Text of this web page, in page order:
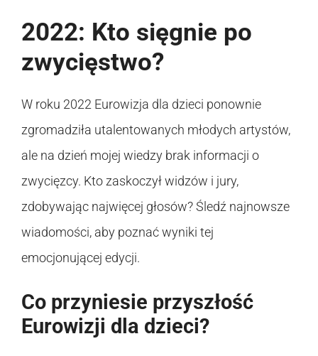
2022: Kto sięgnie po
zwycięstwo?
W roku 2022 Eurowizja dla dzieci ponownie
zgromadziła utalentowanych młodych artystów,
ale na dzień mojej wiedzy brak informacji o
zwycięzcy. Kto zaskoczył widzów i jury,
zdobywając najwięcej głosów? Śledź najnowsze
wiadomości, aby poznać wyniki tej
emocjonującej edycji.
Co przyniesie przyszłość
Eurowizji dla dzieci?